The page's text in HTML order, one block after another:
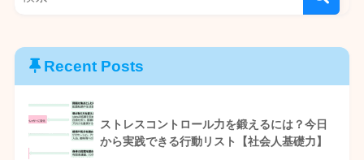
Recent Posts
ストレスコントロール力を鍛えるには？今日
から実践できる行動リスト【社会人基礎力】